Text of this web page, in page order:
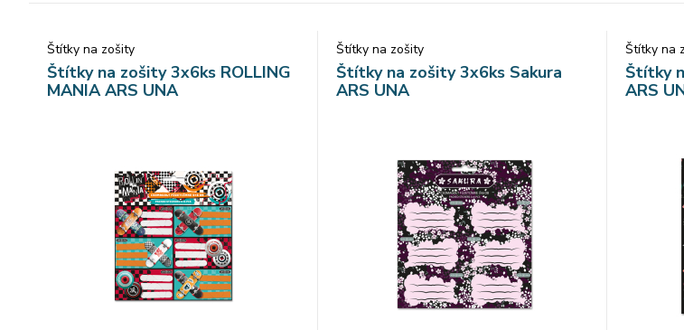
Štítky na zošity
Štítky na zošity 3x6ks ROLLING
MANIA ARS UNA
Štítky na zošity
Štítky na zošity 3x6ks Sakura
ARS UNA
Štítky na
Štítky
ARS